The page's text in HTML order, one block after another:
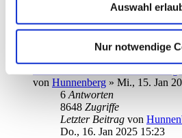
Auswahl
Nur notwendige
Antworten
10626Zugriffe
Letzter Beitragvonebi_f
Mo., 27. Jan 2025 17:51
von Hunnenberg » Mi., 15. Jan
6 Antworten
8648 Zugriffe
Letzter Beitrag von
Do., 16. Jan 2025 15:23